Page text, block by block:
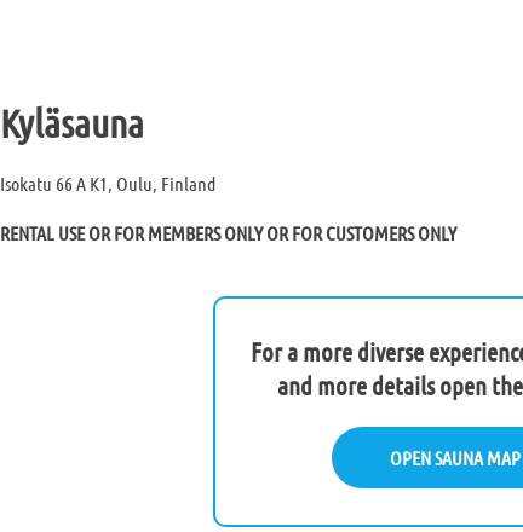
Kyläsauna
Isokatu 66 A K1, Oulu, Finland
RENTAL USE OR FOR MEMBERS ONLY OR FOR CUSTOMERS ONLY
For a more diverse
and more details open
OPEN SAUNA MAP